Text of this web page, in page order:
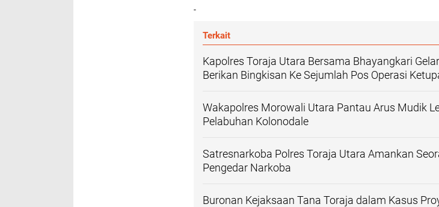
-
Terkait
Kapolres Toraja Utara Bersama Bhayangkari
Berikan Bingkisan Ke Sejumlah Pos Operasi
Wakapolres Morowali Utara Pantau Arus Mudik
Pelabuhan Kolonodale
Satresnarkoba Polres Toraja Utara Amankan
Pengedar Narkoba
Buronan Kejaksaan Tana Toraja dalam Kasus